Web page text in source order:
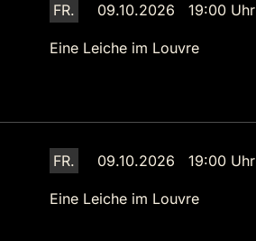
FR. 09.10.2026 19:00 Uhr
Eine Leiche im Louvre
FR. 09.10.2026 19:00 Uhr
Eine Leiche im Louvre